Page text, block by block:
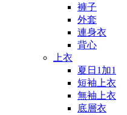
褲子
外套
連身衣
背心
上衣
夏日1加1
短袖上衣
無袖上衣
底層衣